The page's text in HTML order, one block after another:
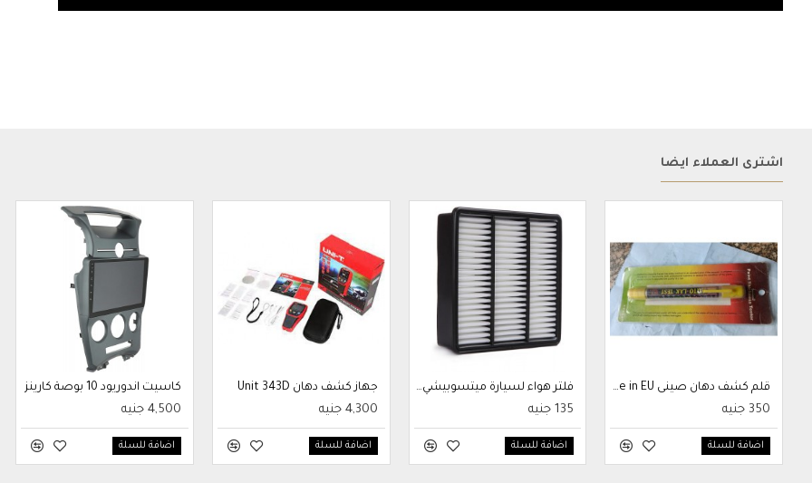
اشترى العملاء ايضاً
قلم كشف دهان صينى Made in EU
350 جنيه
اضافة للسلة
فلتر هواء لسيارة ميتسوبيشي لانسر من داويها Q4KAFMR552951
135 جنيه
اضافة للسلة
جهاز كشف دهان Unit 343D
4,300 جنيه
اضافة للسلة
كاسيت اندوريود 10 بوصة كارينز
4,500 جنيه
اضافة للسلة